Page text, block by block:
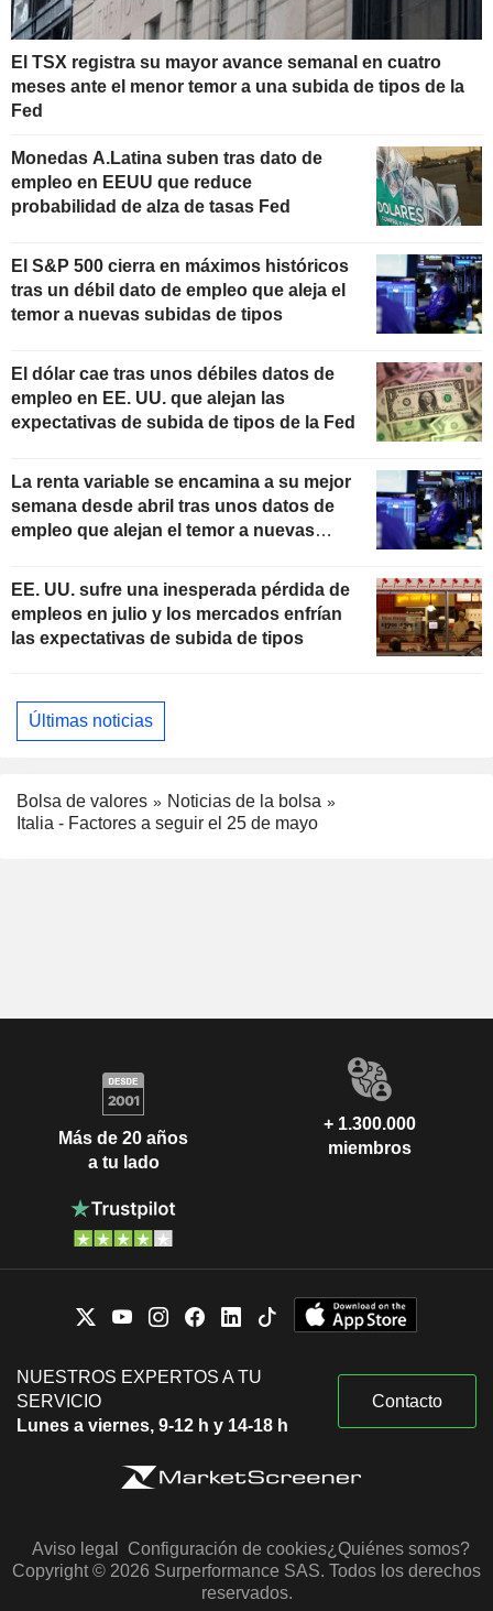
El TSX registra su mayor avance semanal en cuatro
meses ante el menor temor a una subida de tipos de la
Fed
Monedas A.Latina suben tras dato de
empleo en EEUU que reduce
probabilidad de alza de tasas Fed
El S&P 500 cierra en máximos históricos
tras un débil dato de empleo que aleja el
temor a nuevas subidas de tipos
El dólar cae tras unos débiles datos de
empleo en EE. UU. que alejan las
expectativas de subida de tipos de la Fed
La renta variable se encamina a su mejor
semana desde abril tras unos datos de
empleo que alejan el temor a nuevas
EE. UU. sufre una inesperada pérdida de
empleos en julio y los mercados enfrían
las expectativas de subida de tipos
Últimas noticias
Bolsa de valores
Noticias de la bolsa
Italia - Factores a seguir el 25 de mayo
Más de 20 años
a tu lado
+ 1.300.000
miembros
NUESTROS EXPERTOS A TU
SERVICIO
Lunes a viernes, 9-12 h y 14-18 h
Contacto
Aviso legal Configuración de cookies¿Quiénes somos?
Copyright © 2026 Surperformance SAS. Todos los derechos
reservados.